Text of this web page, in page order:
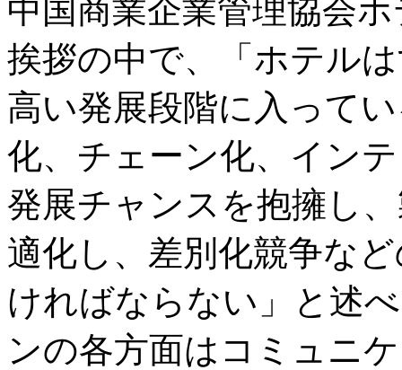
中国商業企業管理協会
挨拶の中で、「ホテル
高い発展段階に入って
化、チェーン化、イン
発展チャンスを抱擁し
適化し、差別化競争な
ければならない」と述
ンの各方面はコミュニ